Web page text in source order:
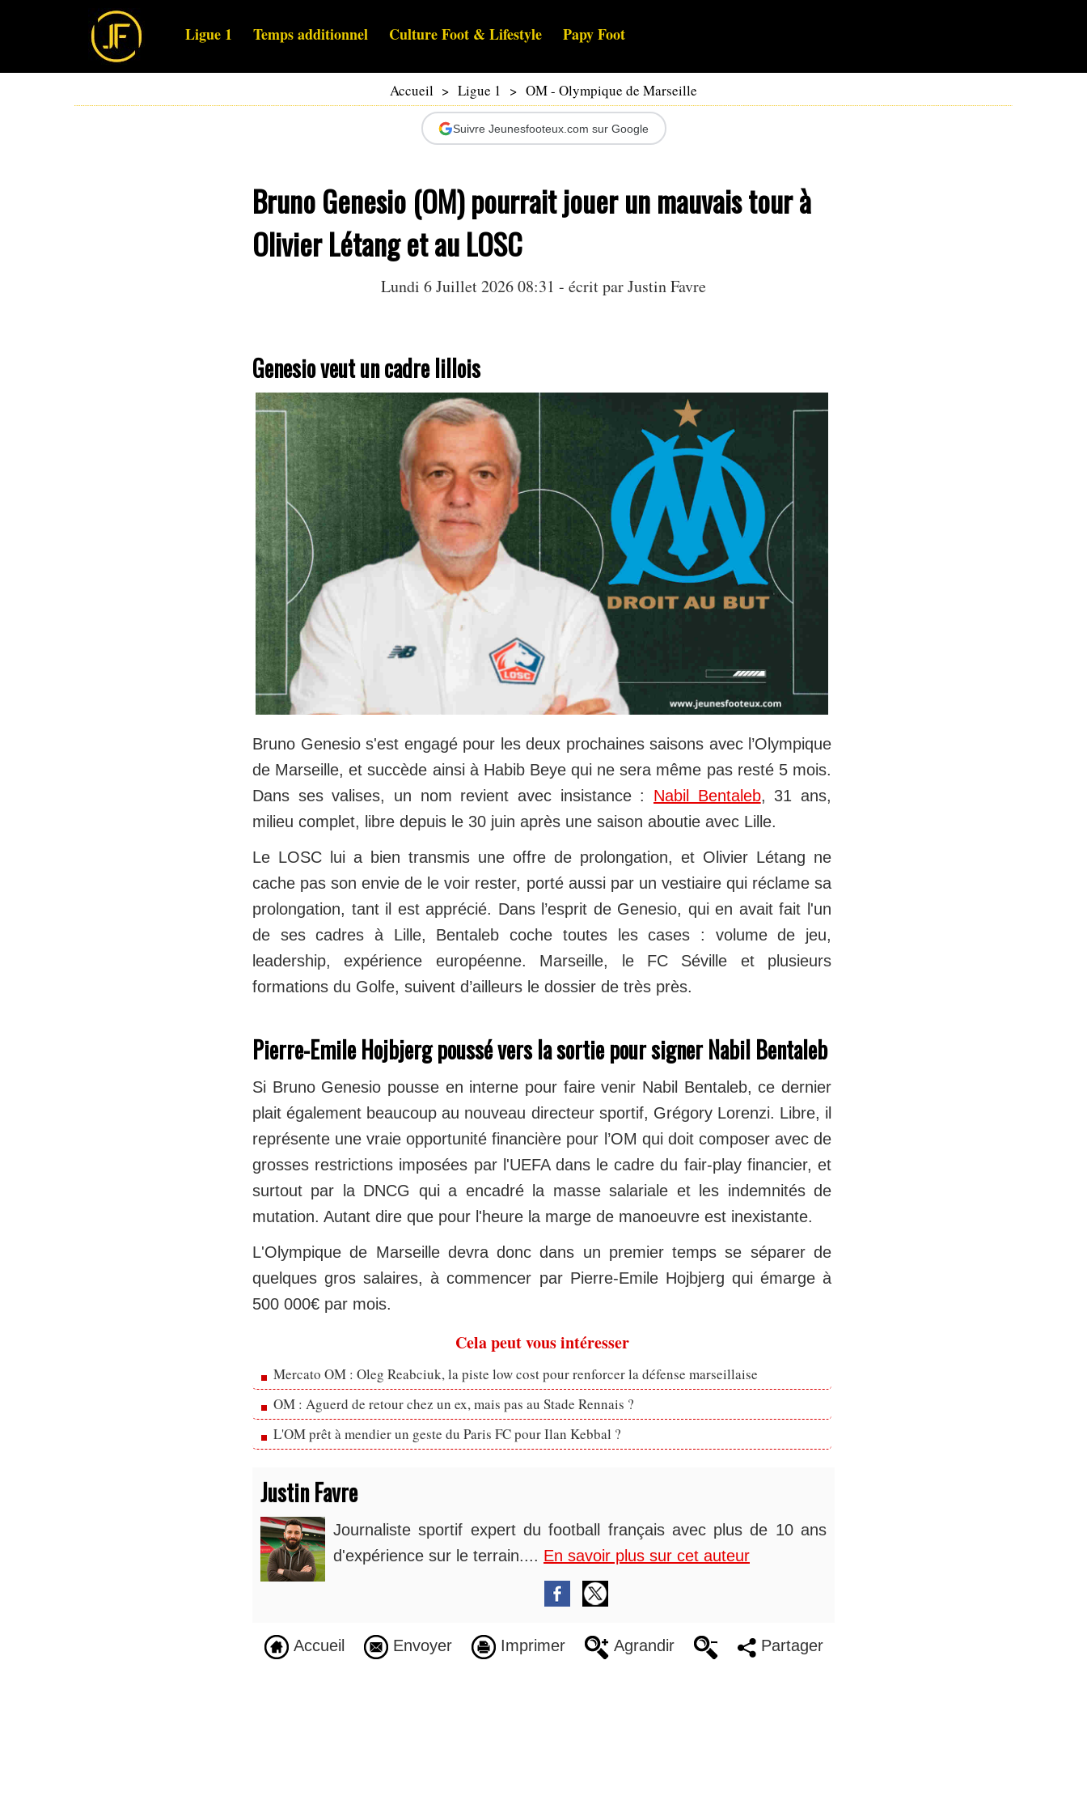
Ligue 1 Temps additionnel Culture Foot & Lifestyle Papy Foot
Accueil > Ligue 1 > OM - Olympique de Marseille
Suivre Jeunesfooteux.com sur Google
Bruno Genesio (OM) pourrait jouer un mauvais tour à
Olivier Létang et au LOSC
Lundi 6 Juillet 2026 08:31 - écrit parJustin Favre
Genesio veut un cadre lillois
Bruno Genesio s'est engagé pour les deux prochaines saisons avec l’Olympique
de Marseille, et succède ainsi à Habib Beye qui ne sera même pas resté 5 mois.
Dans ses valises, un nom revient avec insistance : Nabil Bentaleb, 31 ans,
milieu complet, libre depuis le 30 juin après une saison aboutie avec Lille.
Le LOSC lui a bien transmis une offre de prolongation, et Olivier Létang ne
cache pas son envie de le voir rester, porté aussi par un vestiaire qui réclame sa
prolongation, tant il est apprécié. Dans l’esprit de Genesio, qui en avait fait l'un
de ses cadres à Lille, Bentaleb coche toutes les cases : volume de jeu,
leadership, expérience européenne. Marseille, le FC Séville et plusieurs
formations du Golfe, suivent d’ailleurs le dossier de très près.
Pierre-Emile Hojbjerg poussé vers la sortie pour signer Nabil Bentaleb
Si Bruno Genesio pousse en interne pour faire venir Nabil Bentaleb, ce dernier
plait également beaucoup au nouveau directeur sportif, Grégory Lorenzi. Libre, il
représente une vraie opportunité financière pour l’OM qui doit composer avec de
grosses restrictions imposées par l'UEFA dans le cadre du fair-play financier, et
surtout par la DNCG qui a encadré la masse salariale et les indemnités de
mutation. Autant dire que pour l'heure la marge de manoeuvre est inexistante.
L'Olympique de Marseille devra donc dans un premier temps se séparer de
quelques gros salaires, à commencer par Pierre-Emile Hojbjerg qui émarge à
500 000€ par mois.
Cela peut vous intéresser
Mercato OM : Oleg Reabciuk, la piste low cost pour renforcer la défense marseillaise
OM : Aguerd de retour chez un ex, mais pas au Stade Rennais ?
L'OM prêt à mendier un geste du Paris FC pour Ilan Kebbal ?
Justin Favre
Journaliste sportif expert du football français avec plus de 10 ans
d'expérience sur le terrain.... En savoir plus sur cet auteur
Accueil Envoyer Imprimer Agrandir Partager